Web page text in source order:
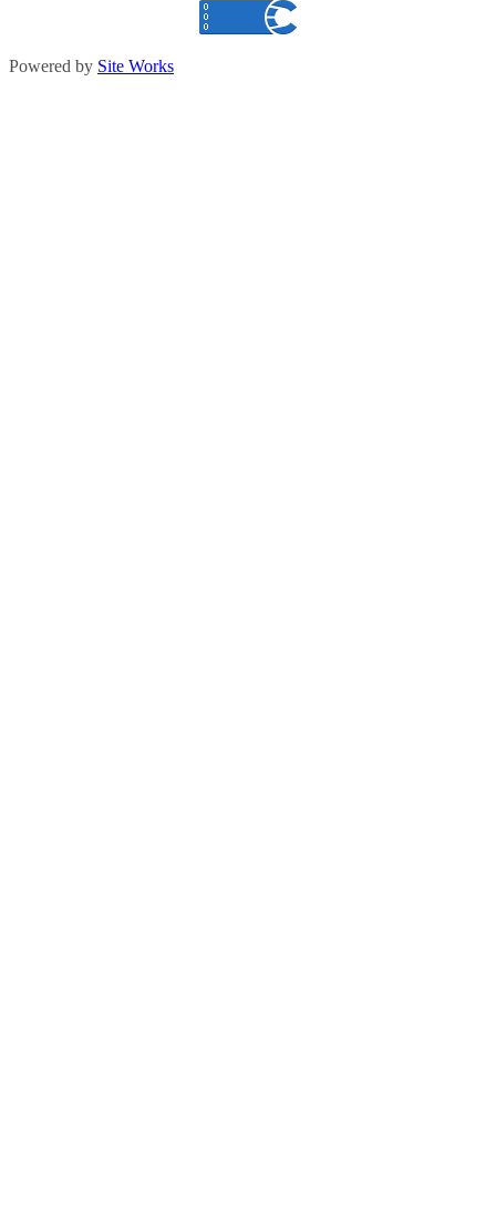
Powered by Site Works